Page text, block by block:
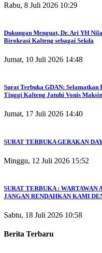
Rabu, 8 Juli 2026 10:29
Dukungan Menguat, Dr. Ari YH
Birokrasi Kalteng sebagai Sekda
Jumat, 10 Juli 2026 14:48
Surat Terbuka GDAN: Selamatkan
Tinggi Kalteng Jatuhi Vonis
Jumat, 17 Juli 2026 14:40
SURAT TERBUKA GERAKAN
Minggu, 12 Juli 2026 15:52
SURAT TERBUKA :
JANGAN RENDAHKAN KAMI
Sabtu, 18 Juli 2026 10:58
Berita Terbaru